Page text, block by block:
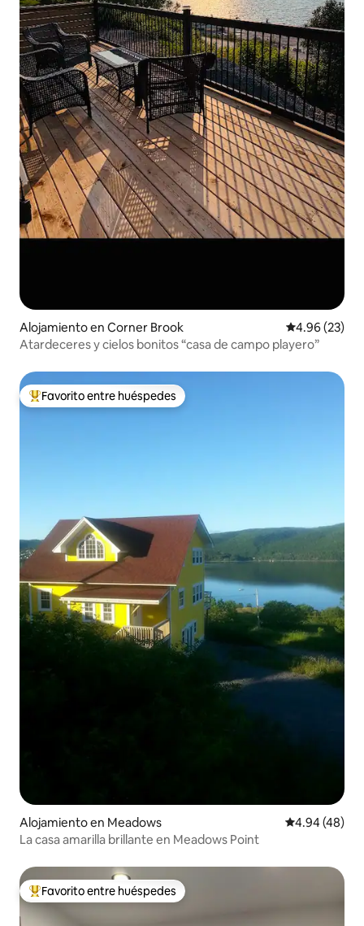
Alojamiento en Corner Brook Calificación
4.96 (23)
Atardeceres y cielos bonitos “casa de campo playero”
Favorito entre huéspedes preferido
Favorito entre huéspedes
Alojamiento en Meadows Calificación
4.94 (48)
La casa amarilla brillante en Meadows Point
Favorito entre huéspedes preferido
Favorito entre huéspedes